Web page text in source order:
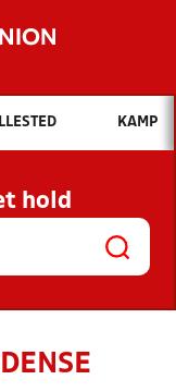
vil du søge efter?
OG NYHEDER
OG
KAMP
hold